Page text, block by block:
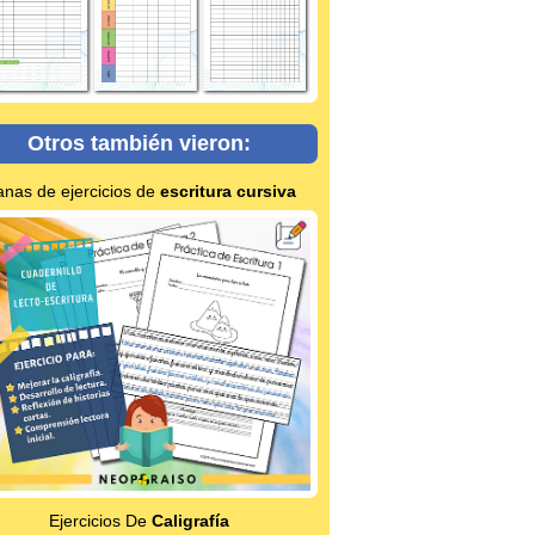
Otros también vieron:
de ejercicios de escritura cursiva
Ejercicios De Caligrafía